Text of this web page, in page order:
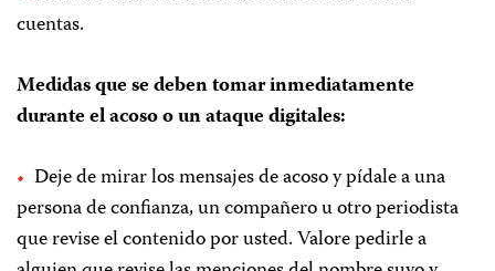
cuentas.
Medidas que se deben tomar inmediatamente
durante el acoso o un ataque digitales:
Deje de mirar los mensajes de acoso y pídale a una
persona de confianza, un compañero u otro periodista
que revise el contenido por usted. Valore pedirle a